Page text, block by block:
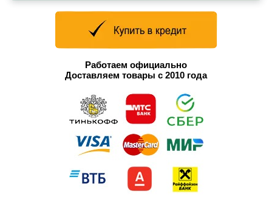
Работаем официально
Доставляем товары с 2010 года